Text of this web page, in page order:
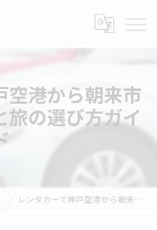
空港から朝来市
旅の選び方ガイ
レンタカーで神戸空港から朝来市へ快適アクセスと旅の選び方ガイド